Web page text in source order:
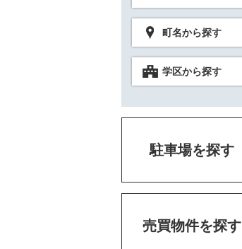
町名から探す
学区から探す
駐車場を探す
売買物件を探す